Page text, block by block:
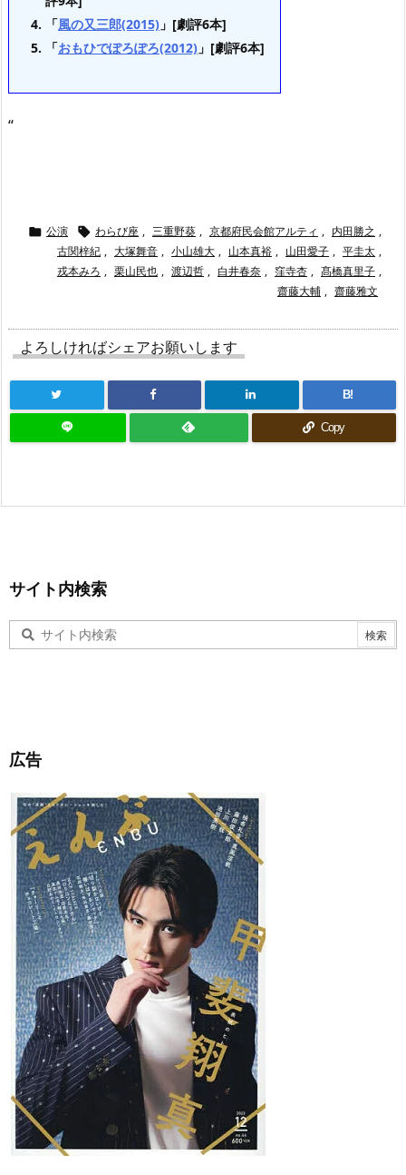
「風の又三郎(2015) 」[劇評6本]
「おもひでぽろぽろ(2012) 」[劇評6本]
“
 公演  わらび座 , 三重野葵 , 京都府民会館アルティ , 内田勝之 ,
古関梓紀 , 大塚舞音 , 小山雄大 , 山本真裕 , 山田愛子 , 平圭太 ,
戎本みろ , 栗山民也 , 渡辺哲 , 白井春奈 , 窪寺杏 , 髙橋真里子 ,
齋藤大輔 , 齋藤雅文
よろしければシェアお願いします
B!
Copy
サイト内検索
広告